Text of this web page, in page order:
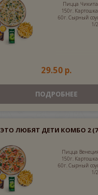
Пицца Чикита
150г.
60г. Сырный
1/
29.50 р.
ПОДРОБНЕЕ
ЭТО ЛЮБЯТ ДЕТИ КОМБО 2
Пицца
150г.
60г. Сырный
1/